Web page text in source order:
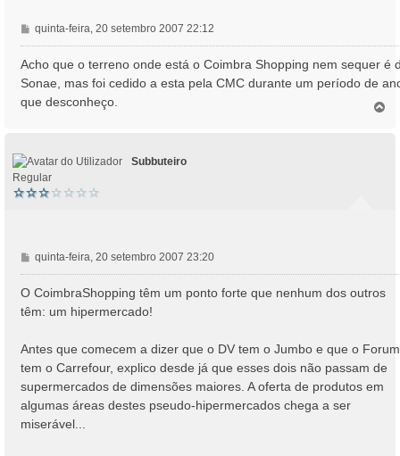
M
e
n
a
g
quinta-feira, 20 setembro 2007 22:12
Acho que o terreno onde está o Coimbra Shopping nem sequer é
Sonae, mas foi cedido a esta pela CMC durante um período de
que desconheço.
Subbuteiro
Regular
M
e
n
a
e
m
quinta-feira, 20 setembro 2007 23:20
O CoimbraShopping têm um ponto forte que nenhum dos outros
têm: um hipermercado!
Antes que comecem a dizer que o DV tem o Jumbo e que o Forum
tem o Carrefour, explico desde já que esses dois não passam de
supermercados de dimensões maiores. A oferta de produtos em
algumas áreas destes pseudo-hipermercados chega a ser
miserável...